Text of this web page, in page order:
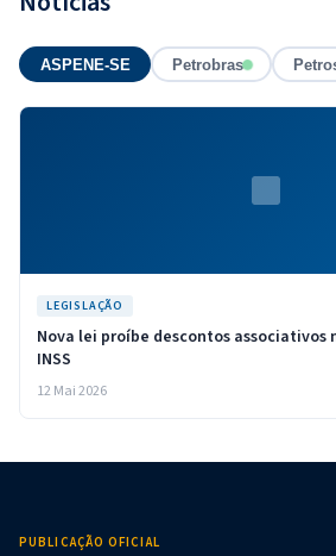
ASPENE-SE Petrobras
LEGISLAÇÃO
Nova lei proíbe descontos associativos
INSS
12 Mai 2026
PUBLICAÇÃO OFICIAL